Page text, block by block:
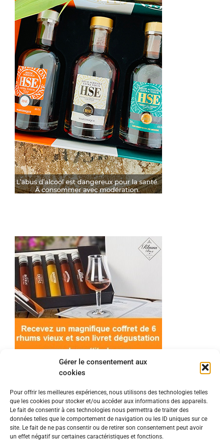
Gérer le consentement aux
cookies
Pour offrir les meilleures expériences, nous utilisons des technologies telles
que les cookies pour stocker et/ou accéder aux informations des appareils.
Le fait de consentir à ces technologies nous permettra de traiter des
données telles que le comportement de navigation ou les ID uniques sur ce
site. Le fait de ne pas consentir ou de retirer son consentement peut avoir
un effet négatif sur certaines caractéristiques et fonctions.
© 2022 Meilleur-rhum.net - Tous droits réservés
Mentions légales-Politique de cookies